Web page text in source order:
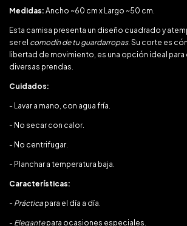
Medidas: Ancho ~60 cm x Largo ~50 cm.
Esta camisa presenta un diseño cuadrado y
ser el comodín de tu guardarropas. Su corte es
libertad de movimiento, es una opción ideal
diversas prendas.
Cuidados:
- Lavar a mano, con agua fría.
- No secar con calor.
- No centrifugar.
- Planchar a temperatura baja.
Características:
- Práctica para el día a día.
- Elegantepara ocasiones especiales.